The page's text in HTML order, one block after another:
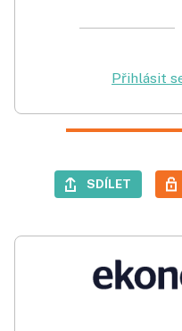
Přihlásit
SDÍLET